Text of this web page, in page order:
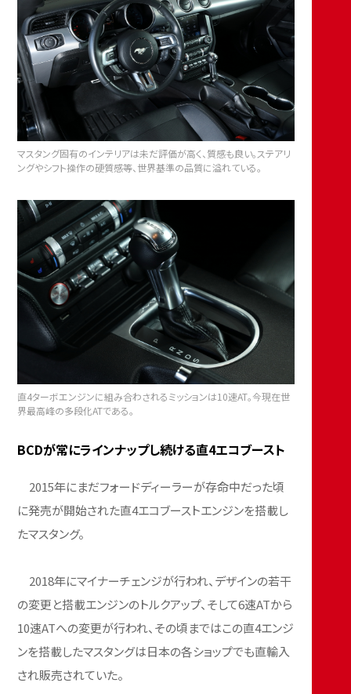
マスタング固有のインテリアは未だ評価が高く、質感も良い。ステアリ
ングやシフト操作の硬質感等、世界基準の品質に溢れている。
直4ターボエンジンに組み合わされるミッションは10速AT。今現在世
界最高峰の多段化ATである。
BCDが常にラインナップし続ける直4エコブースト
2015年にまだフォードディーラーが存命中だった頃
に発売が開始された直4エコブーストエンジンを搭載し
たマスタング。
2018年にマイナーチェンジが行われ、デザインの若干
の変更と搭載エンジンのトルクアップ、そして6速ATから
10速ATへの変更が行われ、その頃まではこの直4エンジ
ンを搭載したマスタングは日本の各ショップでも直輸入
され販売されていた。